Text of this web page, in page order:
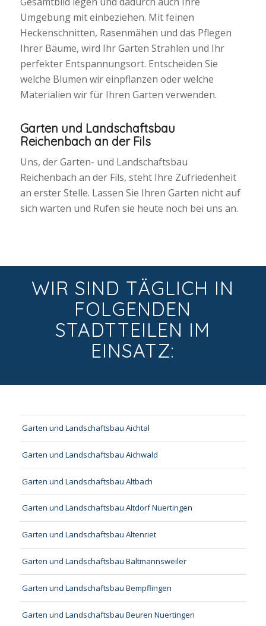
Umgebung mit einbeziehen. Mit feinen
Heckenschnitten, Rasenmähen und das Pflegen
Ihrer Bäume, wird Ihr Garten Strahlen und Ihr
perfekter Entspannungsort. Entscheiden Sie
welche Blumen wir einpflanzen oder welche
Materialien wir für Ihren Garten verwenden.
Garten und Landschaftsbau
Reichenbach an der Fils
Uns, der Garten- und Landschaftsbau
Reichenbach an der Fils, steht Ihre Zufriedenheit
an erster Stelle. Lassen Sie Ihren Garten nicht auf
sich warten und Rufen sie heute noch bei uns an.
WIR SIND TÄGLICH IN
FOLGENDEN
STADTTEILEN IM
EINSATZ:
Garten und Landschaftsbau Aichtal
Garten und Landschaftsbau Aichwald
Garten und Landschaftsbau Altbach
Garten und Landschaftsbau Altdorf Nuertingen
Garten und Landschaftsbau Altenriet
Garten und Landschaftsbau Baltmannsweiler
Garten und Landschaftsbau Bempflingen
Garten und Landschaftsbau Beuren Nuertingen